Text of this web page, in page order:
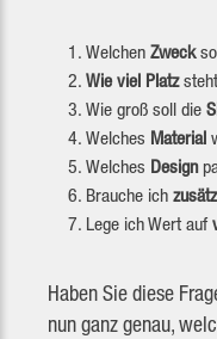
Welchen Zweck
Wie viel Platz
Wie groß soll die
Welches Material
Welches Design
Brauche ich
Lege ich Wert auf
Haben Sie diese
nun ganz genau,